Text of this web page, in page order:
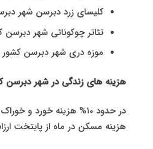
کلیسای زرد دبرسن شهر
تئاتر چوکونائی شهر
موزه دری شهر دبرسن کشور
هزینه های زندگی در شهر دبرسن
در حدود 10% هزینه خورد و
هزینه مسکن در ماه از پایتخت